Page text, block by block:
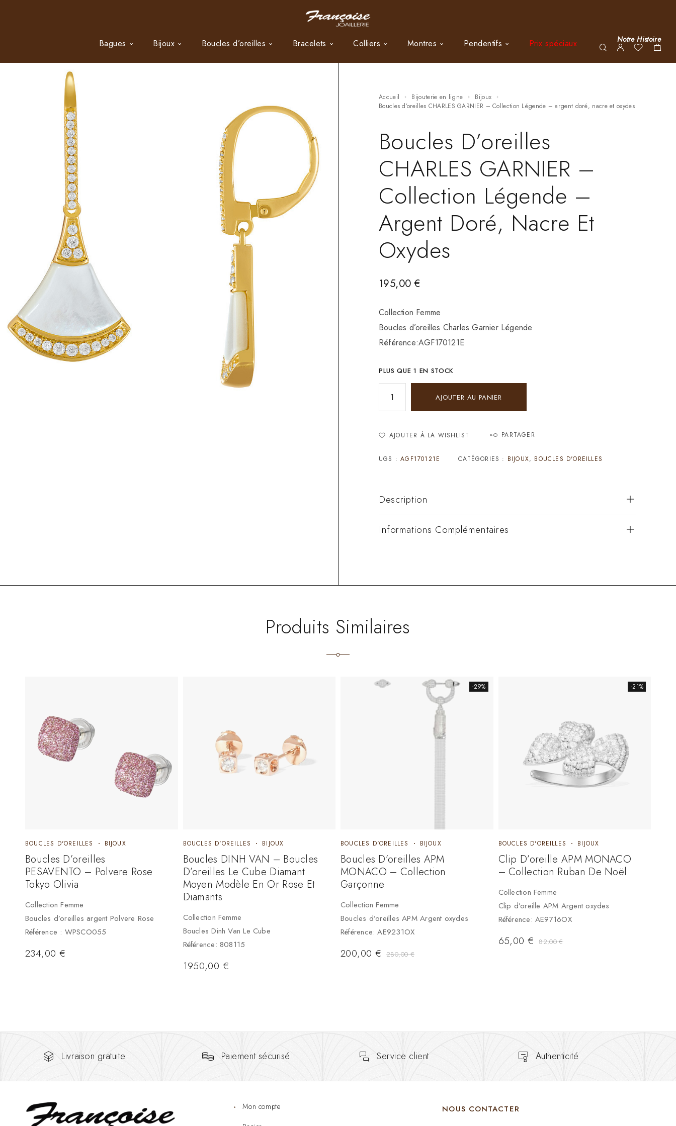
Bagues Bijoux Boucles d’oreilles Bracelets Colliers Montres Pendentifs Prix spéciaux Notre Histoire
Accueil Bijouterie en ligne
Bijoux
Boucles d’oreilles CHARLES GARNIER – Collection Légende – argent doré, nacre et oxydes
Boucles D’oreilles
CHARLES GARNIER –
Collection Légende –
Argent Doré, Nacre Et
Oxydes
195,00€
Collection Femme
Boucles d’oreilles Charles Garnier Légende
Référence:AGF170121E
PLUS QUE 1 EN STOCK
AJOUTER AU PANIER
AJOUTER À LA WISHLIST PARTAGER
UGS :AGF170121E CATÉGORIES : BIJOUX, BOUCLES D'OREILLES
Description
Informations Complémentaires
Produits Similaires
BOUCLES D'OREILLES BIJOUX
Boucles D’oreilles
PESAVENTO – Polvere Rose
Tokyo Olivia
Collection Femme
Boucles d’oreilles argent Polvere Rose
Référence : WPSCO055
234,00 €
BOUCLES D'OREILLES BIJOUX
Boucles DINH VAN – Boucles
D’oreilles Le Cube Diamant
Moyen Modèle En Or Rose Et
Diamants
Collection Femme
Boucles Dinh Van Le Cube
Référence: 808115
1950,00 €
-29%
BOUCLES D'OREILLES BIJOUX
Boucles D’oreilles APM
MONACO – Collection
Garçonne
Collection Femme
Boucles d’oreilles APM Argent oxydes
Référence: AE9231OX
280,00€
200,00 €
-21%
BOUCLES D'OREILLES BIJOUX
Clip D’oreille APM MONACO
– Collection Ruban De Noël
Collection Femme
Clip d’oreille APM Argent oxydes
Référence: AE9716OX
82,00€
65,00 €
Livraison gratuite Paiement sécurisé Service client Authenticité
Mon compte
NOUS CONTACTER